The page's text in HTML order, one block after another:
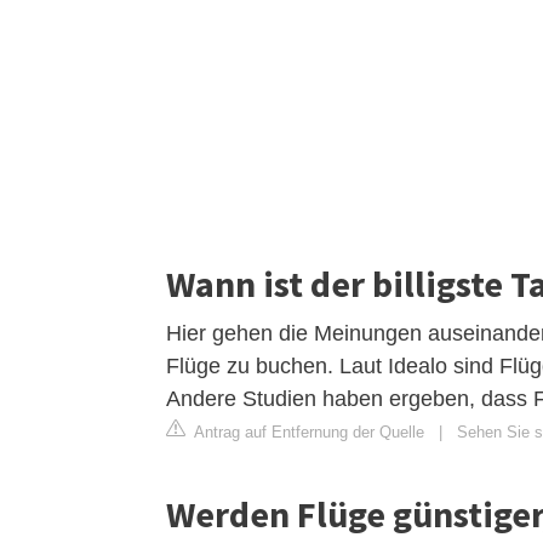
Wann ist der billigste
Hier gehen die Meinungen
Flüge zu buchen. Laut Idealo sind
Andere Studien haben ergeben, dass
Antrag auf Entfernung der Quelle Sehen Sie
Werden Flüge